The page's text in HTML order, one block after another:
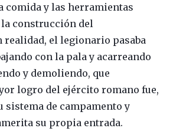
comida y las herramientas
construcción del
realidad, el legionario pasaba
con la pala y acarreando
y demoliendo, que
logro del ejército romano fue,
sistema de campamento y
su propia entrada.